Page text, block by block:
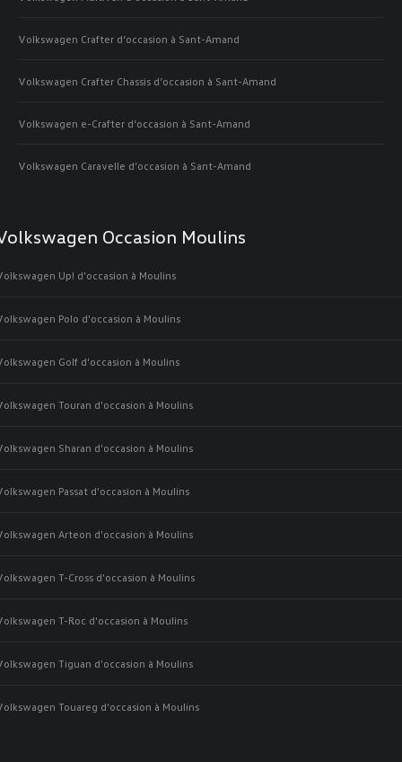
Volkswagen Crafter d’occasion à Sant-Amand
Volkswagen Crafter Chassis d’occasion à Sant-Amand
Volkswagen e-Crafter d’occasion à Sant-Amand
Volkswagen Caravelle d’occasion à Sant-Amand
Occasion Moulins
Up! d'occasion à Moulins
Polo d'occasion à Moulins
Golf d'occasion à Moulins
Touran d'occasion à Moulins
Sharan d'occasion à Moulins
Passat d'occasion à Moulins
Arteon d'occasion à Moulins
T-Cross d'occasion à Moulins
T-Roc d'occasion à Moulins
Tiguan d'occasion à Moulins
Touareg d'occasion à Moulins